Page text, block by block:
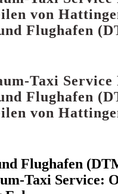
von
Flughafen
Taxi Service
Flughafen
von
Flughafen
Taxi Service: